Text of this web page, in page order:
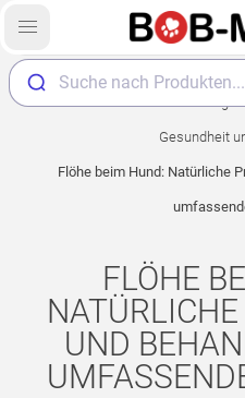
Suche nach Produkten...
Home
Gesundheit
Flöhe beim Hund: Natürliche
FLÖHE
UND